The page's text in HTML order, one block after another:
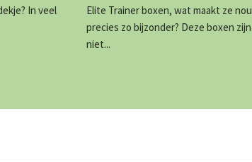
In veel
Elite Trainer boxen, wat maakt ze nou
precies zo bijzonder? Deze boxen zijn
niet...